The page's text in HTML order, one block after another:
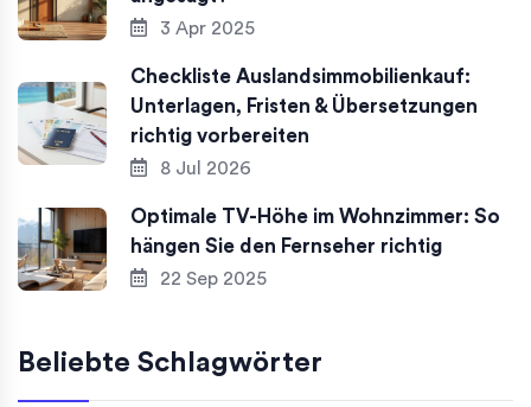
3 Apr 2025
Checkliste Auslandsimmobilienkauf:
Unterlagen, Fristen & Übersetzungen
richtig vorbereiten
8 Jul 2026
Optimale TV-Höhe im Wohnzimmer: So
hängen Sie den Fernseher richtig
22 Sep 2025
Beliebte Schlagwörter